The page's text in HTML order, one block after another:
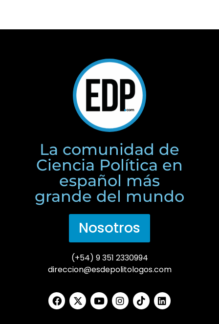
La comunidad de
Ciencia Política en
español más
grande del mundo
Nosotros
(+54) 9 351 2330994
direccion@esdepolitologos.com